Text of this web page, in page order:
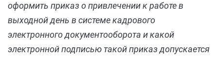
оформить приказ о привлечении к работе в
выходной день в системе кадрового
электронного документооборота и какой
электронной подписью такой приказ допускается